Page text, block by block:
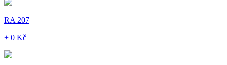
RA 207
+ 0 Kč